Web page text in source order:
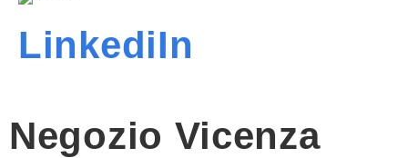
LinkediIn
Negozio Vicenza